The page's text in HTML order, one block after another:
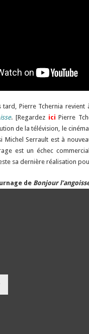
tard, Pierre Tchernia revient
. [Regardez ici Pierre
de la télévision, le
Michel Serrault est à
est un échec
sa dernière réalisation
de Bonjour